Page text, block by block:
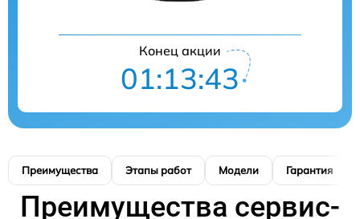
Конец акции
01:13:42
Преимущества Этапы работ Модели Гарантия
Преимущества сервис-